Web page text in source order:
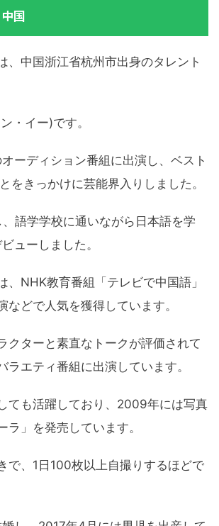
国
、中国浙江省杭州市出身のタレント
・イー)です。
ーディション番組に出演し、ベスト
をきっかけに芸能界入りしました。
語学学校に通いながら日本語を学
ューしました。
、NHK教育番組「テレビで中国語」
などで人気を獲得しています。
クターと素直なトークが評価されて
ラエティ番組に出演しています。
ても活躍しており、2009年には写真
ラ」を発売しています。
で、1日100枚以上自撮りするほどで